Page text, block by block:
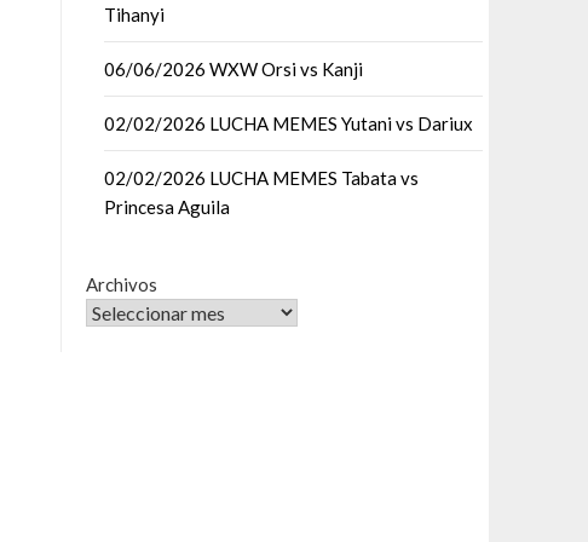
Tihanyi
06/06/2026 WXW Orsi vs Kanji
02/02/2026 LUCHA MEMES Yutani vs Dariux
02/02/2026 LUCHA MEMES Tabata vs
Princesa Aguila
Archivos